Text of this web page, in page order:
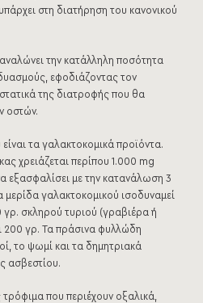
στη διατήρηση του κανονικού
την κατάλληλη ποσότητα
εφοδιάζοντας τον
της διατροφής που θα
οστών.
τα γαλακτοκομικά προϊόντα.
χρειάζεται περίπου 1.000 mg
εξασφαλίσει με την κατανάλωση 3
γαλακτοκομικού ισοδυναμεί
γρ. σκληρού τυριού (γραβιέρα ή
200 γρ. Τα πράσινα φυλλώδη
το ψωμί και τα δημητριακά
ασβεστίου.
που περιέχουν οξαλικά,